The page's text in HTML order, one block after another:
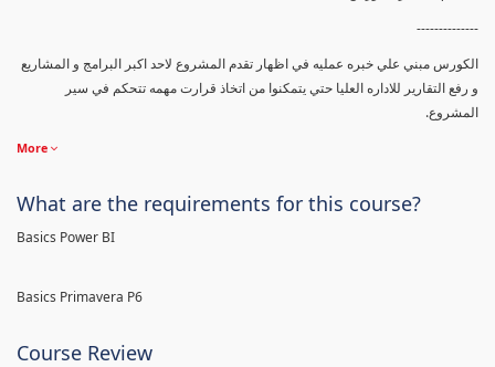
--------------
الكورس مبني علي خبره عمليه في اظهار تقدم المشروع لاحد اكبر البرامج و المشاريع
و رفع التقارير للاداره العليا حتي يتمكنوا من اتخاذ قرارت مهمه تتحكم في سير
المشروع.
More
What are the requirements for this course?
Basics Power BI
Basics Primavera P6
Course Review